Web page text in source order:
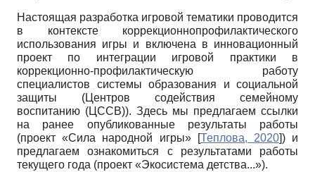
Настоящая разработка игровой тематики проводится
в контексте коррекционно­профилактического
использования игры и включена в инновационный
проект по интеграции игровой практики в
коррекционно-профилактическую работу
специалистов системы образования и социальной
защиты (Центров содействия семейному
воспитанию (ЦССВ)). Здесь мы предлагаем ссылки
на ранее опубликованные результаты работы
(проект «Сила народной игры»
[Теплова, 2020]) и
предлагаем ознакомиться с результатами работы
текущего года (проект «Экосистема детства...»).